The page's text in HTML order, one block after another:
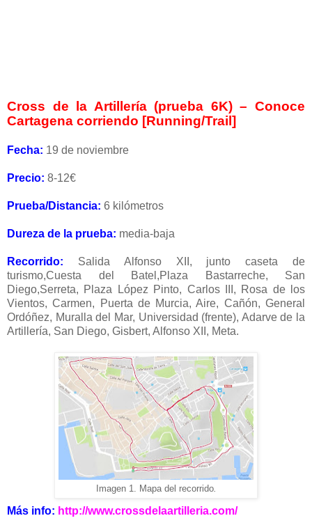
Cross de la Artillería (prueba 6K) – Conoce
Cartagena corriendo [Running/Trail]
Fecha: 19 de noviembre
Precio: 8-12€
Prueba/Distancia: 6 kilómetros
Dureza de la prueba: media-baja
Recorrido: Salida Alfonso XII, junto caseta de
turismo,Cuesta del Batel,Plaza Bastarreche, San
Diego,Serreta, Plaza López Pinto, Carlos III, Rosa de los
Vientos, Carmen, Puerta de Murcia, Aire, Cañón, General
Ordóñez, Muralla del Mar, Universidad (frente), Adarve de la
Artillería, San Diego, Gisbert, Alfonso XII, Meta.
Imagen 1. Mapa del recorrido.
Más info: http://www.crossdelaartilleria.com/